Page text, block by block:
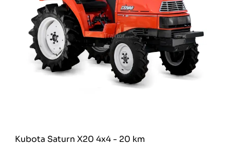
Kubota Saturn X20 4x4 - 20 km